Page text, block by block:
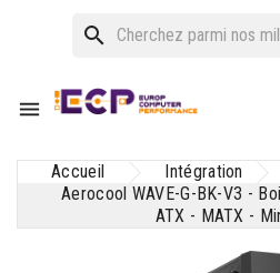
search

Accueil Intégration
Aerocool WAVE-G-BK-V3 -
ATX - MATX -